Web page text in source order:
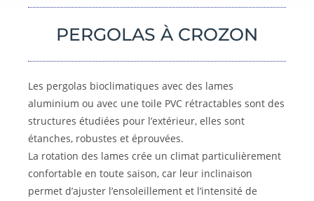
PERGOLAS À CROZON
Les pergolas bioclimatiques avec des lames
aluminium ou avec une toile PVC rétractables sont des
structures étudiées pour l’extérieur, elles sont
étanches, robustes et éprouvées.
La rotation des lames crée un climat particulièrement
confortable en toute saison, car leur inclinaison
permet d’ajuster l’ensoleillement et l’intensité de